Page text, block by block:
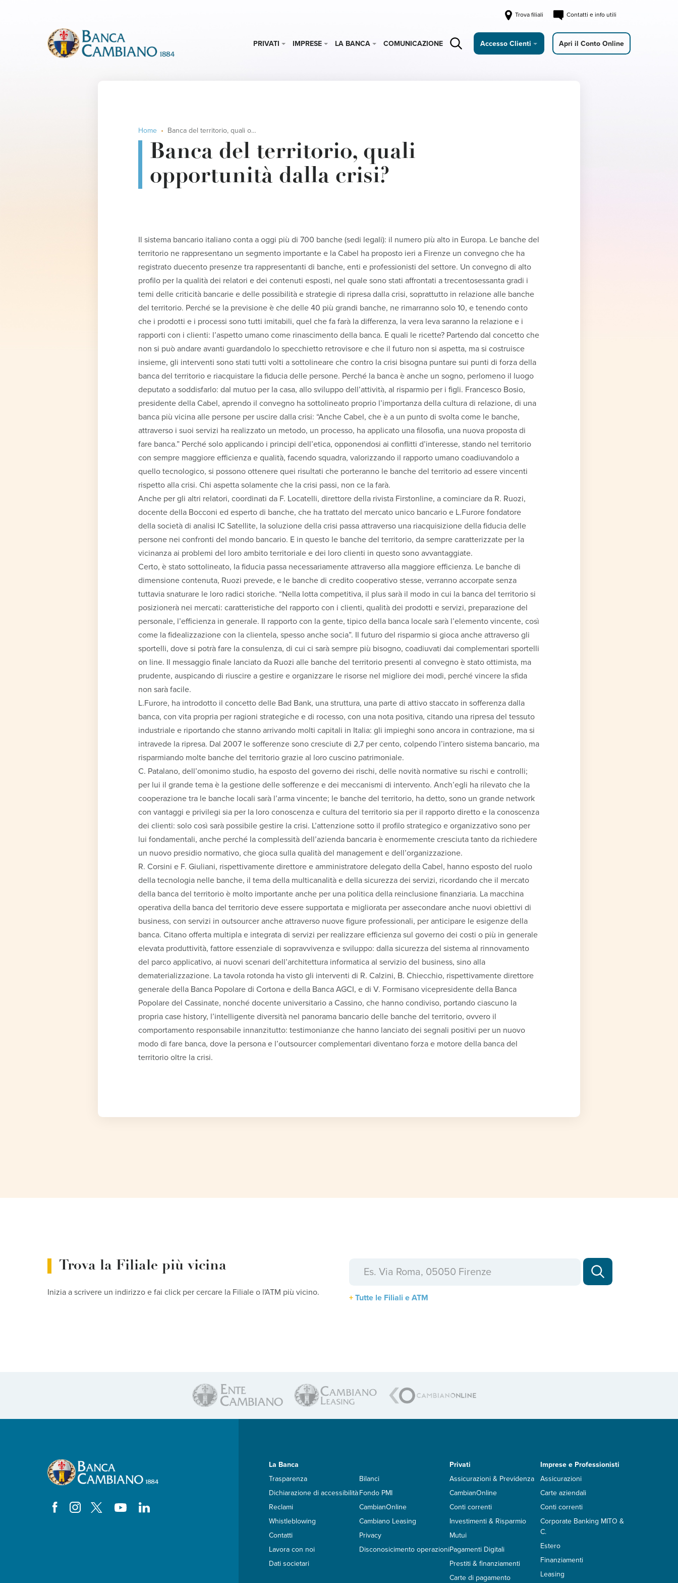
Trova filiali Contatti e info utili
PRIVATI IMPRESE LA BANCA COMUNICAZIONE Accesso Clienti Apri il Conto Online
Home Banca del territorio, quali opportunità dalla crisi?
Banca del territorio, quali
opportunità dalla crisi?
Il sistema bancario italiano conta a oggi più di 700 banche (sedi legali): il numero più alto in Europa. Le banche del
territorio ne rappresentano un segmento importante e la Cabel ha proposto ieri a Firenze un convegno che ha
registrato duecento presenze tra rappresentanti di banche, enti e professionisti del settore. Un convegno di alto
profilo per la qualità dei relatori e dei contenuti esposti, nel quale sono stati affrontati a trecentosessanta gradi i
temi delle criticità bancarie e delle possibilità e strategie di ripresa dalla crisi, soprattutto in relazione alle banche
del territorio. Perché se la previsione è che delle 40 più grandi banche, ne rimarranno solo 10, e tenendo conto
che i prodotti e i processi sono tutti imitabili, quel che fa farà la differenza, la vera leva saranno la relazione e i
rapporti con i clienti: l’aspetto umano come rinascimento della banca. E quali le ricette? Partendo dal concetto che
non si può andare avanti guardandolo lo specchietto retrovisore e che il futuro non si aspetta, ma si costruisce
insieme, gli interventi sono stati tutti volti a sottolineare che contro la crisi bisogna puntare sui punti di forza della
banca del territorio e riacquistare la fiducia delle persone. Perché la banca è anche un sogno, perlomeno il luogo
deputato a soddisfarlo: dal mutuo per la casa, allo sviluppo dell’attività, al risparmio per i figli. Francesco Bosio,
presidente della Cabel, aprendo il convegno ha sottolineato proprio l’importanza della cultura di relazione, di una
banca più vicina alle persone per uscire dalla crisi: “Anche Cabel, che è a un punto di svolta come le banche,
attraverso i suoi servizi ha realizzato un metodo, un processo, ha applicato una filosofia, una nuova proposta di
fare banca.” Perché solo applicando i principi dell’etica, opponendosi ai conflitti d’interesse, stando nel territorio
con sempre maggiore efficienza e qualità, facendo squadra, valorizzando il rapporto umano coadiuvandolo a
quello tecnologico, si possono ottenere quei risultati che porteranno le banche del territorio ad essere vincenti
rispetto alla crisi. Chi aspetta solamente che la crisi passi, non ce la farà.
Anche per gli altri relatori, coordinati da F. Locatelli, direttore della rivista Firstonline, a cominciare da R. Ruozi,
docente della Bocconi ed esperto di banche, che ha trattato del mercato unico bancario e L.Furore fondatore
della società di analisi IC Satellite, la soluzione della crisi passa attraverso una riacquisizione della fiducia delle
persone nei confronti del mondo bancario. E in questo le banche del territorio, da sempre caratterizzate per la
vicinanza ai problemi del loro ambito territoriale e dei loro clienti in questo sono avvantaggiate.
Certo, è stato sottolineato, la fiducia passa necessariamente attraverso alla maggiore efficienza. Le banche di
dimensione contenuta, Ruozi prevede, e le banche di credito cooperativo stesse, verranno accorpate senza
tuttavia snaturare le loro radici storiche. “Nella lotta competitiva, il plus sarà il modo in cui la banca del territorio si
posizionerà nei mercati: caratteristiche del rapporto con i clienti, qualità dei prodotti e servizi, preparazione del
personale, l’efficienza in generale. Il rapporto con la gente, tipico della banca locale sarà l’elemento vincente, così
come la fidealizzazione con la clientela, spesso anche socia”. Il futuro del risparmio si gioca anche attraverso gli
sportelli, dove si potrà fare la consulenza, di cui ci sarà sempre più bisogno, coadiuvati dai complementari sportelli
on line. Il messaggio finale lanciato da Ruozi alle banche del territorio presenti al convegno è stato ottimista, ma
prudente, auspicando di riuscire a gestire e organizzare le risorse nel migliore dei modi, perché vincere la sfida
non sarà facile.
L.Furore, ha introdotto il concetto delle Bad Bank, una struttura, una parte di attivo staccato in sofferenza dalla
banca, con vita propria per ragioni strategiche e di rocesso, con una nota positiva, citando una ripresa del tessuto
industriale e riportando che stanno arrivando molti capitali in Italia: gli impieghi sono ancora in contrazione, ma si
intravede la ripresa. Dal 2007 le sofferenze sono cresciute di 2,7 per cento, colpendo l’intero sistema bancario, ma
risparmiando molte banche del territorio grazie al loro cuscino patrimoniale.
C. Patalano, dell’omonimo studio, ha esposto del governo dei rischi, delle novità normative su rischi e controlli;
per lui il grande tema è la gestione delle sofferenze e dei meccanismi di intervento. Anch’egli ha rilevato che la
cooperazione tra le banche locali sarà l’arma vincente; le banche del territorio, ha detto, sono un grande network
con vantaggi e privilegi sia per la loro conoscenza e cultura del territorio sia per il rapporto diretto e la conoscenza
dei clienti: solo così sarà possibile gestire la crisi. L’attenzione sotto il profilo strategico e organizzativo sono per
lui fondamentali, anche perché la complessità dell’azienda bancaria è enormemente cresciuta tanto da richiedere
un nuovo presidio normativo, che gioca sulla qualità del management e dell’organizzazione.
R. Corsini e F. Giuliani, rispettivamente direttore e amministratore delegato della Cabel, hanno esposto del ruolo
della tecnologia nelle banche, il tema della multicanalità e della sicurezza dei servizi, ricordando che il mercato
della banca del territorio è molto importante anche per una politica della reinclusione finanziaria. La macchina
operativa della banca del territorio deve essere supportata e migliorata per assecondare anche nuovi obiettivi di
business, con servizi in outsourcer anche attraverso nuove figure professionali, per anticipare le esigenze della
banca. Citano offerta multipla e integrata di servizi per realizzare efficienza sul governo dei costi o più in generale
elevata produttività, fattore essenziale di sopravvivenza e sviluppo: dalla sicurezza del sistema al rinnovamento
del parco applicativo, ai nuovi scenari dell’architettura informatica al servizio del business, sino alla
dematerializzazione. La tavola rotonda ha visto gli interventi di R. Calzini, B. Chiecchio, rispettivamente direttore
generale della Banca Popolare di Cortona e della Banca AGCI, e di V. Formisano vicepresidente della Banca
Popolare del Cassinate, nonché docente universitario a Cassino, che hanno condiviso, portando ciascuno la
propria case history, l’intelligente diversità nel panorama bancario delle banche del territorio, ovvero il
comportamento responsabile innanzitutto: testimonianze che hanno lanciato dei segnali positivi per un nuovo
modo di fare banca, dove la persona e l’outsourcer complementari diventano forza e motore della banca del
territorio oltre la crisi.
Trova la Filiale più vicina
Inizia a scrivere un indirizzo e fai click per cercare la Filiale o l'ATM più vicino.
Tutte le Filiali e ATM
La Banca
Trasparenza
Dichiarazione di accessibilità
Reclami
Whistleblowing
Contatti
Lavora con noi
Dati societari
Bilanci
Fondo PMI
CambianOnline
Cambiano Leasing
Privacy
Disconosicimento operazioni
Privati
Assicurazioni & Previdenza
CambianOnline
Conti correnti
Investimenti & Risparmio
Mutui
Pagamenti Digitali
Prestiti & finanziamenti
Carte di pagamento
Imprese e Professionisti
Assicurazioni
Carte aziendali
Conti correnti
Corporate Banking MITO &
C.
Estero
Finanziamenti
Leasing